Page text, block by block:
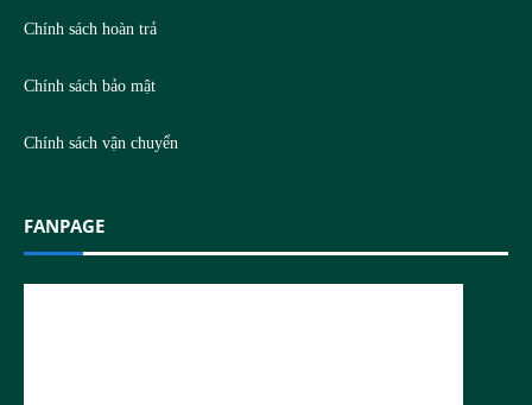
Chính sách hoàn trả
Chính sách bảo mật
Chính sách vận chuyển
FANPAGE